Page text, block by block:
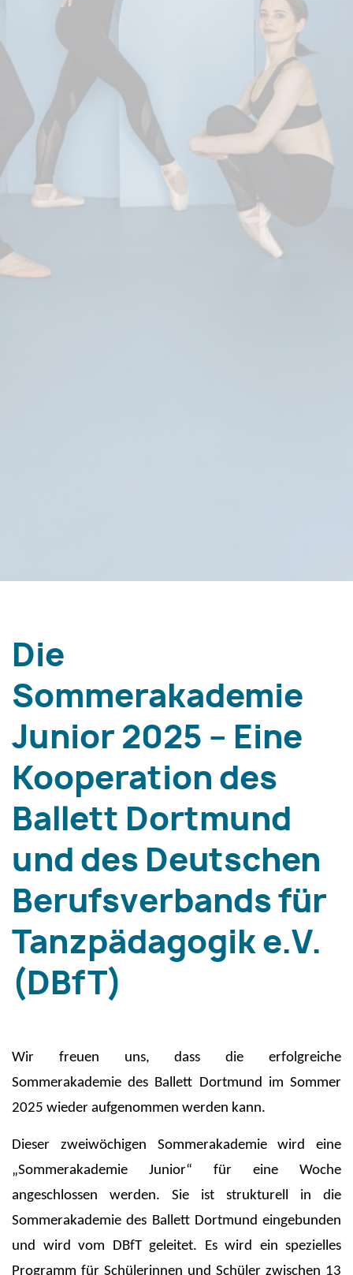
Die
Sommerakademie
Junior 2025 – Eine
Kooperation des
Ballett Dortmund
und des Deutschen
Berufsverbands für
Tanzpädagogik e.V.
(DBfT)
Wir freuen uns, dass die erfolgreiche
Sommerakademie des Ballett Dortmund im Sommer
2025 wieder aufgenommen werden kann.
Dieser zweiwöchigen Sommerakademie wird eine
„Sommerakademie Junior“ für eine Woche
angeschlossen werden. Sie ist
strukturell in die
Sommerakademie des Ballett Dortmund eingebunden
und wird vom DBfT geleitet. Es wird ein spezielles
Programm für Schülerinnen und Schüler zwischen 13